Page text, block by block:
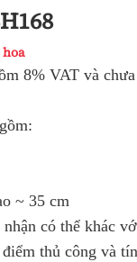
hoa
8% VAT và
~ 35 cm
có thể khác
thủ công và